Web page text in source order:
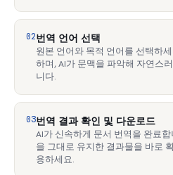
02번역 언어 선택
원본 언어와 목적 언어를 선택하
하며, AI가 문맥을 파악해 자연스
니다.
03번역 결과 확인 및 다운로드
AI가 신속하게 문서 번역을 완료
을 그대로 유지한 결과물을 바로
용하세요.